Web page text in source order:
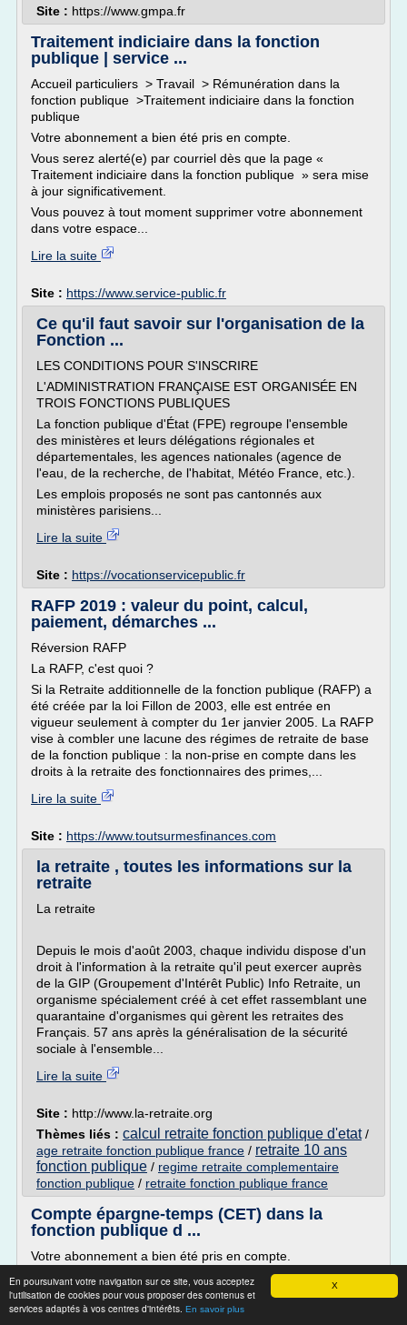
X
En poursuivant votre navigation sur ce site, vous acceptez
l'utilisation de cookies pour vous proposer des contenus et
services adaptés à vos centres d'intérêts. En savoir plus
Site : https://www.gmpa.fr
Traitement indiciaire dans la fonction
publique | service ...
Accueil particuliers > Travail > Rémunération dans la
fonction publique >Traitement indiciaire dans la fonction
publique
Votre abonnement a bien été pris en compte.
Vous serez alerté(e) par courriel dès que la page «
Traitement indiciaire dans la fonction publique » sera mise
à jour significativement.
Vous pouvez à tout moment supprimer votre abonnement
dans votre espace...
Lire la suite
Site : https://www.service-public.fr
Ce qu'il faut savoir sur l'organisation de la
Fonction ...
LES CONDITIONS POUR S'INSCRIRE
L'ADMINISTRATION FRANÇAISE EST ORGANISÉE EN
TROIS FONCTIONS PUBLIQUES
La fonction publique d'État (FPE) regroupe l'ensemble
des ministères et leurs délégations régionales et
départementales, les agences nationales (agence de
l'eau, de la recherche, de l'habitat, Météo France, etc.).
Les emplois proposés ne sont pas cantonnés aux
ministères parisiens...
Lire la suite
Site : https://vocationservicepublic.fr
RAFP 2019 : valeur du point, calcul,
paiement, démarches ...
Réversion RAFP
La RAFP, c'est quoi ?
Si la Retraite additionnelle de la fonction publique (RAFP) a
été créée par la loi Fillon de 2003, elle est entrée en
vigueur seulement à compter du 1er janvier 2005. La RAFP
vise à combler une lacune des régimes de retraite de base
de la fonction publique : la non-prise en compte dans les
droits à la retraite des fonctionnaires des primes,...
Lire la suite
Site : https://www.toutsurmesfinances.com
la retraite , toutes les informations sur la
retraite
La retraite
Depuis le mois d'août 2003, chaque individu dispose d'un
droit à l'information à la retraite qu'il peut exercer auprès
de la GIP (Groupement d'Intérêt Public) Info Retraite, un
organisme spécialement créé à cet effet rassemblant une
quarantaine d'organismes qui gèrent les retraites des
Français. 57 ans après la généralisation de la sécurité
sociale à l'ensemble...
Lire la suite
Site : http://www.la-retraite.org
Thèmes liés : calcul retraite fonction publique d'etat/
age retraite fonction publique france / retraite 10 ans
fonction publique / regime retraite complementaire
fonction publique / retraite fonction publique france
Compte épargne-temps (CET) dans la
fonction publique d ...
Votre abonnement a bien été pris en compte.
Vous serez alerté(e) par courriel dès que la page « Compte
épargne-temps (CET) dans la fonction publique d'État
(FPE) » sera mise à jour significativement.